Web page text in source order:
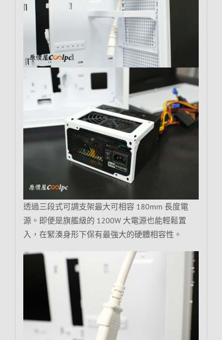
透過三段式可調支架最大可相容 180mm 長度電
源。即便是旗艦級的 1200W 大電源也能輕鬆置
入，在緊湊身形下保有最強大的硬體相容性。